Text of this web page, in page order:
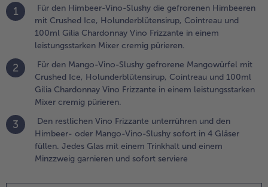
den
Slushy
in 4
1
Für den Himbeer-Vino-Slushy die gefrorenen Himbeeren
mit Crushed Ice, Holunderblütensirup, Cointreau und
100ml Gilia Chardonnay Vino Frizzante in einem
leistungsstarken Mixer cremig pürieren.
2
Für den Mango-Vino-Slushy gefrorene Mangowürfel mit
Crushed Ice, Holunderblütensirup, Cointreau und 100ml
Gilia Chardonnay Vino Frizzante in einem leistungsstarken
Mixer cremig pürieren.
3
Den restlichen Vino Frizzante unterrühren und den
Himbeer- oder Mango-Vino-Slushy sofort in 4 Gläser
füllen. Jedes Glas mit einem Trinkhalt und einem
Minzzweig garnieren und sofort serviere